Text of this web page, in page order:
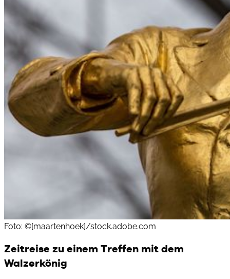
Foto: ©[maartenhoek]/stock.adobe.com
Zeitreise zu einem Treffen mit dem
Walzerkönig